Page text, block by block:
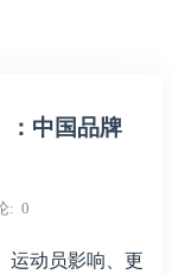
：中国品牌
0
运动员影响、更